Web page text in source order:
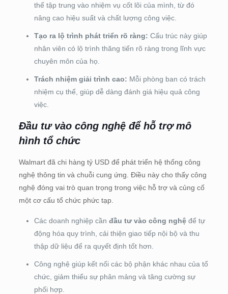
thể tập trung vào nhiệm vụ cốt lõi của mình, từ đó
nâng cao hiệu suất và chất lượng công việc.
Tạo ra lộ trình phát triển rõ ràng: Cấu trúc này giúp
nhân viên có lộ trình thăng tiến rõ ràng trong lĩnh vực
chuyên môn của họ.
Trách nhiệm giải trình cao: Mỗi phòng ban có trách
nhiệm cụ thể, giúp dễ dàng đánh giá hiệu quả công
việc.
Đầu tư vào công nghệ để hỗ trợ mô
hình tổ chức
Walmart đã chi hàng tỷ USD để phát triển hệ thống công
nghệ thông tin và chuỗi cung ứng. Điều này cho thấy công
nghệ đóng vai trò quan trọng trong việc hỗ trợ và củng cố
một cơ cấu tổ chức phức tạp.
Các doanh nghiệp cần đầu tư vào công nghệđể tự
động hóa quy trình, cải thiện giao tiếp nội bộ và thu
thập dữ liệu để ra quyết định tốt hơn.
Công nghệ giúp kết nối các bộ phận khác nhau của tổ
chức, giảm thiểu sự phân mảng và tăng cường sự
phối hợp.